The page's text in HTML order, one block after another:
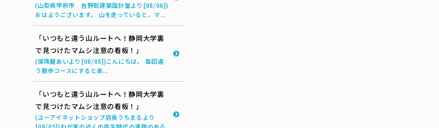
(山梨県甲府市 吉野聡建築設計室より[08/06])
おはようございます。 山を走っていると、マ...
「いつもと違う山ルートへ！静岡大学裏
で見つけたマムシ注意の看板！」
(保険屋あいより[08/05])こんにちは。 毎回違
う散歩コースにすると楽...
「いつもと違う山ルートへ！静岡大学裏
で見つけたマムシ注意の看板！」
(ユーアイネットショップ店長うちまるより
[08/05])わが家の近くの弥生時代の遺跡のある